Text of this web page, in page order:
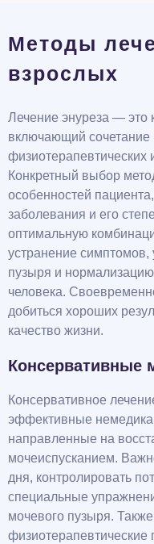
Методы
взрослых
Лечение энуреза — это
включающий сочетание
физиотерапевтических
Конкретный выбор
особенностей
заболевания и его
оптимальную
устранение симптомов,
пузыря и
человека.
добиться хороших
качество жизни.
Консервативные
Консервативное
эффективные
направленные на
мочеиспусканием.
дня, контролировать
специальные
мочевого пузыря.
физиотерапевтические